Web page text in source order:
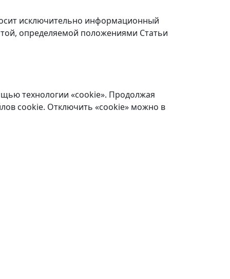
исключительно информационный
определяемой положениями Статьи
технологии «cookie». Продолжая
cookie. Отключить «cookie» можно в